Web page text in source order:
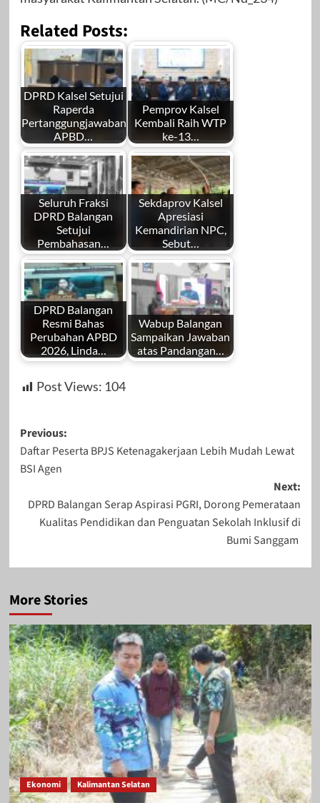
Related Posts:
DPRD Kalsel Setujui
Raperda
Pertanggungjawaban
APBD…
Pemprov Kalsel
Kembali Raih WTP
ke-13…
Seluruh Fraksi
DPRD Balangan
Setujui
Pembahasan…
Sekdaprov Kalsel
Apresiasi
Kemandirian NPC,
Sebut…
DPRD Balangan
Resmi Bahas
Perubahan APBD
2026, Linda…
Wabup Balangan
Sampaikan Jawaban
atas Pandangan…
Post Views: 104
Post
navigation
Previous:
Daftar Peserta BPJS Ketenagakerjaan Lebih Mudah Lewat
BSI Agen
Next:
DPRD Balangan Serap Aspirasi PGRI, Dorong Pemerataan
Kualitas Pendidikan dan Penguatan Sekolah Inklusif di
Bumi Sanggam
More Stories
Ekonomi Kalimantan Selatan